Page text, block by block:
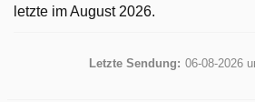
letzte im August 2026.
Letzte Sendung: 06-08-2026